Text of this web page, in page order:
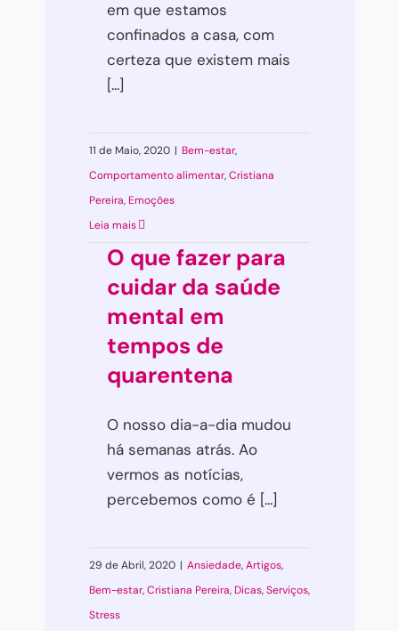
em que estamos
confinados a casa, com
certeza que existem mais
[...]
11 de Maio, 2020 | Bem-estar,
Comportamento alimentar,Cristiana
Pereira, Emoções
Leia mais
O que fazer para
cuidar da saúde
mental em
tempos de
quarentena
O nosso dia-a-dia mudou
há semanas atrás. Ao
vermos as notícias,
percebemos como é [...]
29 de Abril, 2020 | Ansiedade,Artigos,
Bem-estar,Cristiana Pereira, Dicas,Serviços,
Stress